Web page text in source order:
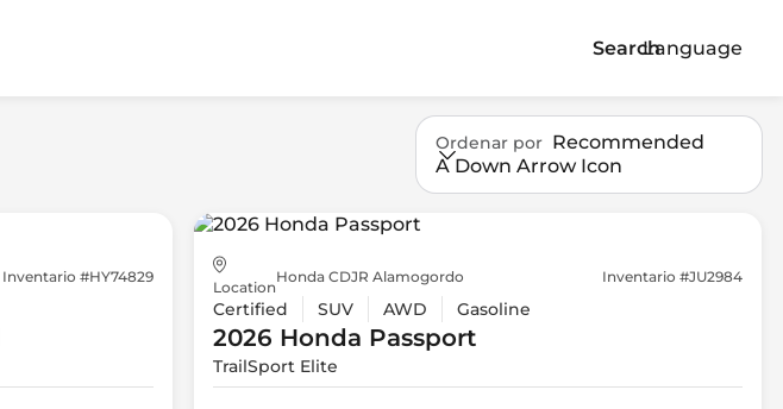
SearchLanguage
Ordenar por Recommended
A Down Arrow Icon
Inventario #HY74829
Location
Honda CDJR Alamogordo Inventario #JU2984
Certified SUV AWD Gasoline
2026 Honda Passport
TrailSport Elite